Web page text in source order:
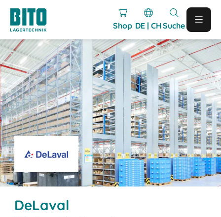
Shop DE | CHSuche
DeLaval